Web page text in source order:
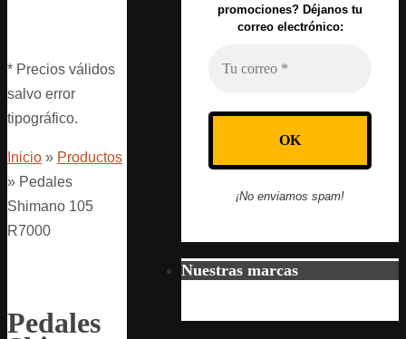
* Precios válidos
salvo error
tipográfico.
Inicio » Productos
» Pedales
Shimano 105
R7000
Pedales
promociones? Déjanos tu
correo electrónico:
¡No enviamos spam!
Nuestras marcas